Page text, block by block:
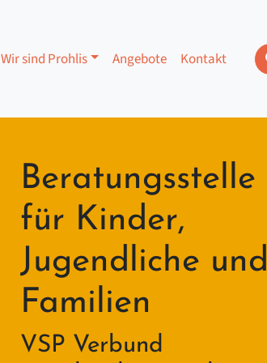
Wir sind Prohlis Angebote Kontakt
Beratungsstelle
für Kinder,
Jugendliche und
Familien
VSP Verbund